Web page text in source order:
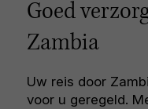
Goed
Zambia
Uw reis door
voor u geregeld.